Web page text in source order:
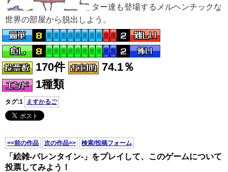
ター達も登場するメルヘンチックな
世界の部屋から脱出しよう。
170件
74.1％
1種類
タグ:1 えすかるご
<<前の作品 次の作品>> 検索/投稿フォーム
「絵雑-バレンタイン-」をプレイして、このゲームについて
投票してみよう！